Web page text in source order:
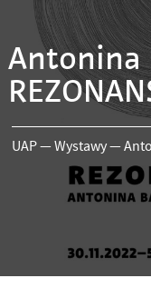
Antonina
UAP—Wystawy—